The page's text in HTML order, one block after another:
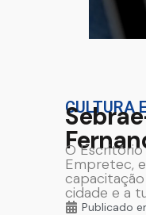
CULTURA
O Escritório
Empretec,
capacitação
cidade e a
Publicado